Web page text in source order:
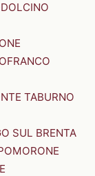
TABURNO
SUL BRENTA